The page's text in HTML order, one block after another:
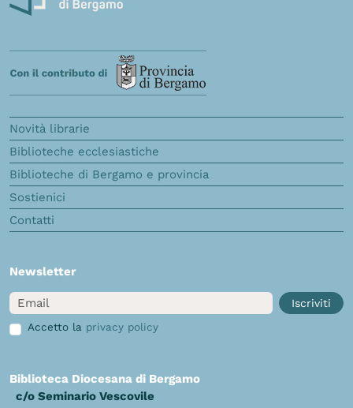
Novità librarie
Biblioteche ecclesiastiche
Biblioteche di Bergamo e provincia
Sostienici
Contatti
Newsletter
Email
Iscriviti
Accetto la privacy policy
Biblioteca Diocesana di Bergamo
c/o Seminario Vescovile